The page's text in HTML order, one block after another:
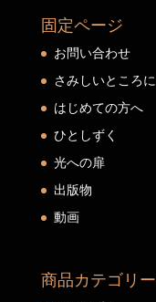
固定ページ
お問い合わせ
さみしいところに
はじめての方へ
ひとしずく
光への扉
出版物
動画
商品カテゴリー